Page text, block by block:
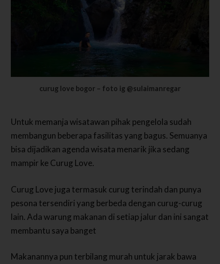
curug love bogor – foto ig @sulaimanregar
Untuk memanja wisatawan pihak pengelola sudah
membangun beberapa fasilitas yang bagus. Semuanya
bisa dijadikan agenda wisata menarik jika sedang
mampir ke Curug Love.
Curug Love juga termasuk curug terindah dan punya
pesona tersendiri yang berbeda dengan curug-curug
lain. Ada warung makanan di setiap jalur dan ini sangat
membantu saya banget
Makanannya pun terbilang murah untuk jarak bawa